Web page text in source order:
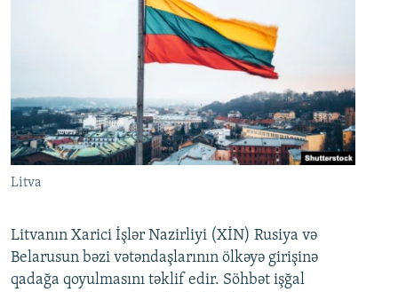
Litva
Litvanın Xarici İşlər Nazirliyi (XİN) Rusiya və
Belarusun bəzi vətəndaşlarının ölkəyə girişinə
qadağa qoyulmasını təklif edir. Söhbət işğal